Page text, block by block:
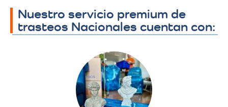
Nuestro servicio premium de
trasteos Nacionales cuentan con: